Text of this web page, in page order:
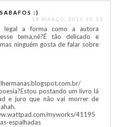
:)
19 MARÇO, 2016 10:31
legal a forma como a autora
tema,né?É tão delicado e
ninguém gosta de falar sobre
postando um livro lá
e juro que não vai morrer de
myworks/41195
espalhadas